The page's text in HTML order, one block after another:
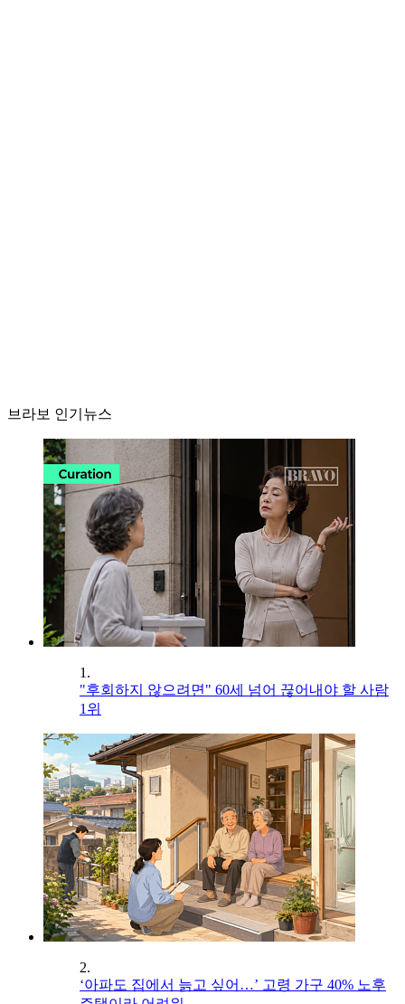
브라보 인기뉴스
1.
"후회하지 않으려면" 60세 넘어 끊어내야 할 사람
1위
2.
‘아파도 집에서 늙고 싶어…’ 고령 가구 40% 노후